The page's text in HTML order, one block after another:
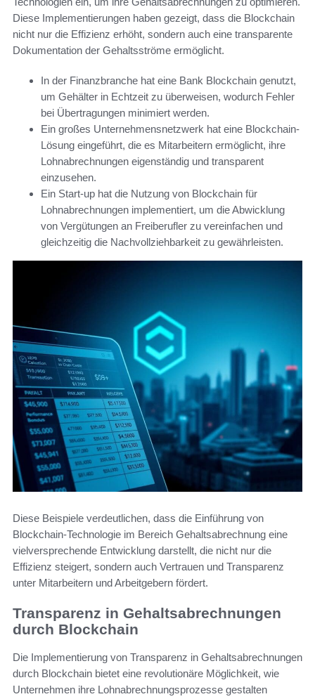
Diese Implementierungen haben gezeigt, dass die Blockchain
nicht nur die Effizienz erhöht, sondern auch eine transparente
Dokumentation der Gehaltsströme ermöglicht.
In der Finanzbranche hat eine Bank Blockchain genutzt,
um Gehälter in Echtzeit zu überweisen, wodurch Fehler
bei Übertragungen minimiert werden.
Ein großes Unternehmensnetzwerk hat eine Blockchain-
Lösung eingeführt, die es Mitarbeitern ermöglicht, ihre
Lohnabrechnungen eigenständig und transparent
einzusehen.
Ein Start-up hat die Nutzung von Blockchain für
Lohnabrechnungen implementiert, um die Abwicklung
von Vergütungen an Freiberufler zu vereinfachen und
gleichzeitig die Nachvollziehbarkeit zu gewährleisten.
Diese Beispiele verdeutlichen, dass die Einführung von
Blockchain-Technologie im Bereich Gehaltsabrechnung eine
vielversprechende Entwicklung darstellt, die nicht nur die
Effizienz steigert, sondern auch Vertrauen und Transparenz
unter Mitarbeitern und Arbeitgebern fördert.
Transparenz in Gehaltsabrechnungen
durch Blockchain
Die Implementierung von Transparenz in Gehaltsabrechnungen
durch Blockchain bietet eine revolutionäre Möglichkeit, wie
Unternehmen ihre Lohnabrechnungsprozesse gestalten